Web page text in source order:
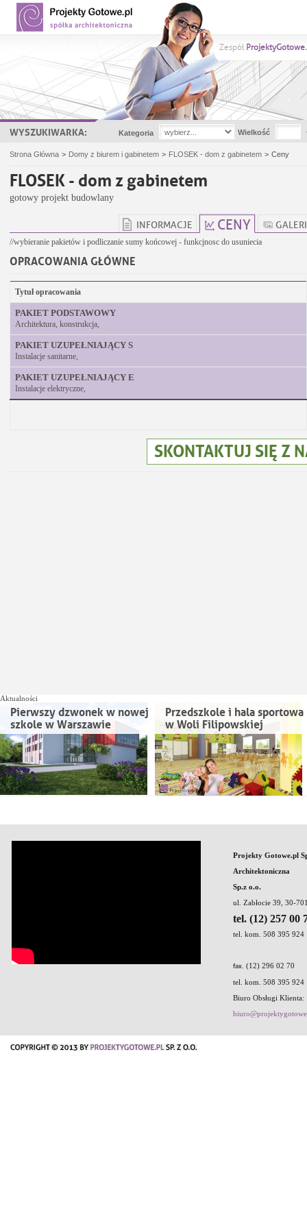
Zespół
WYSZUKIWARKA: Kategoria Wielkość
Strona Główna > Domy z biurem i gabinetem > FLOSEK - dom z gabinetem > Ceny
FLOSEK - dom z gabinetem
gotowy projekt budowlany
INFORMACJE CENY
//wybieranie pakietów i podliczanie sumy końcowej - funkcjnosc do usuniecia
OPRACOWANIA GŁÓWNE
Tytuł opracowania
PAKIET PODSTAWOWY
Architektura, konstrukcja,
PAKIET UZUPEŁNIAJĄCY S
Instalacje sanitarne,
PAKIET UZUPEŁNIAJĄCY E
Instalacje elektryczne,
SKONTAKTUJ SIĘ Z
Aktualności
Pierwszy dzwonek w nowej
szkole w Warszawie
Przedszkole i hala sportowa
w Woli Filipowskiej
Projekty Gotowe.pl
Architektoniczna
Sp.z o.o.
ul. Zabłocie 39, 30-
tel. (12) 257 00
tel. kom. 508 395 924
fax . (12) 296 02 70
tel. kom. 508 395 924
Biuro Obsługi Klienta: